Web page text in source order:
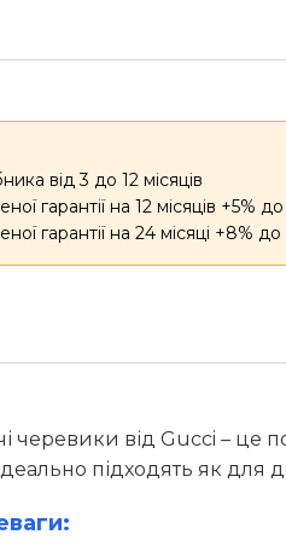
від 3 до 12 місяців
гарантії на 12 місяців +5% до
гарантії на 24 місяці +8% до
черевики від Gucci –
підходять як для